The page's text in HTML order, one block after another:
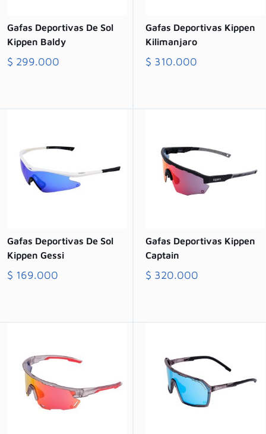
Gafas Deportivas De Sol
Kippen Baldy
$ 299.000
Gafas Deportivas Kippen
Kilimanjaro
$ 310.000
Gafas Deportivas De Sol
Kippen Gessi
$ 169.000
Gafas Deportivas Kippen
Captain
$ 320.000